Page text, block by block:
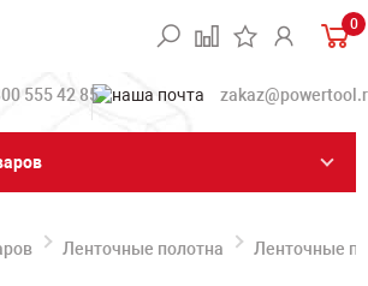
0
555 42 85
Ленточные полотна Ленточные